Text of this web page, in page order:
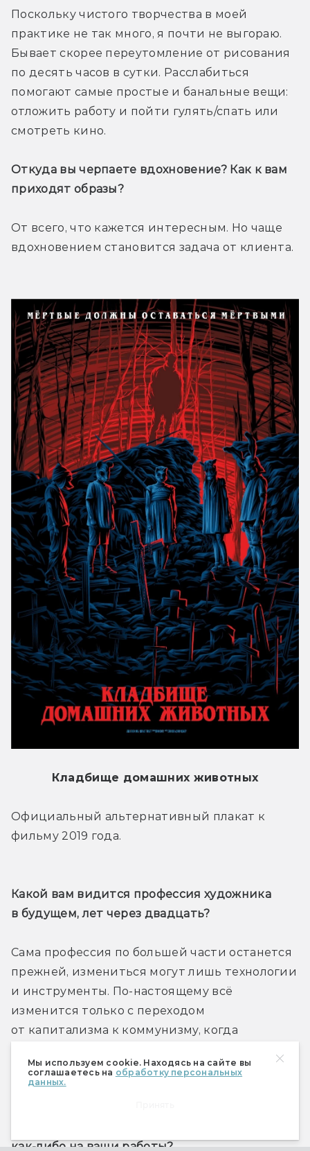
Мы используем cookie. Находясь на сайте вы
соглашаетесь на обработку персональных
данных.
Поскольку чистого творчества в моей
практике не так много, я почти не выгораю.
Бывает скорее переутомление от рисования
по десять часов в сутки. Расслабиться
помогают самые простые и банальные вещи:
отложить работу и пойти гулять/спать или
смотреть кино.
Откуда вы черпаете вдохновение? Как к вам
приходят образы?
От всего, что кажется интересным. Но чаще
вдохновением становится задача от клиента.
Кладбище домашних животных
Официальный альтернативный плакат к
фильму 2019 года.
Какой вам видится профессия художника
в будущем, лет через двадцать?
Сама профессия по большей части останется
прежней, измениться могут лишь технологии
и инструменты. По-настоящему всё
изменится только с переходом
от капитализма к коммунизму, когда
о заработке.
как-либо на ваши работы?